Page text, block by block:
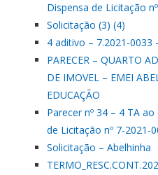
Dispensa de Licitação
Solicitação (3) (4)
4 aditivo – 7.2021-0033
PARECER – QUARTO
DE IMOVEL – EMEI
EDUCAÇÃO
Parecer nº 34 – 4 TA
de Licitação nº 7-2021-
Solicitação – Abelhinha